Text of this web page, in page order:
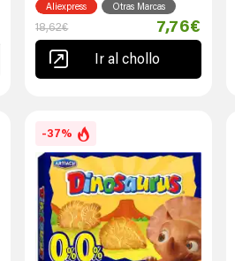
Aliexpress Otras Marcas
18,62€ 7,76€
Ir al chollo
-37%